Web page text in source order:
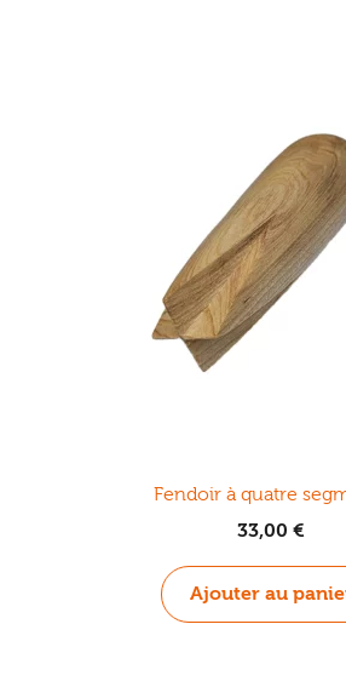
Fendoir à quatre
33,00 €
Ajouter au